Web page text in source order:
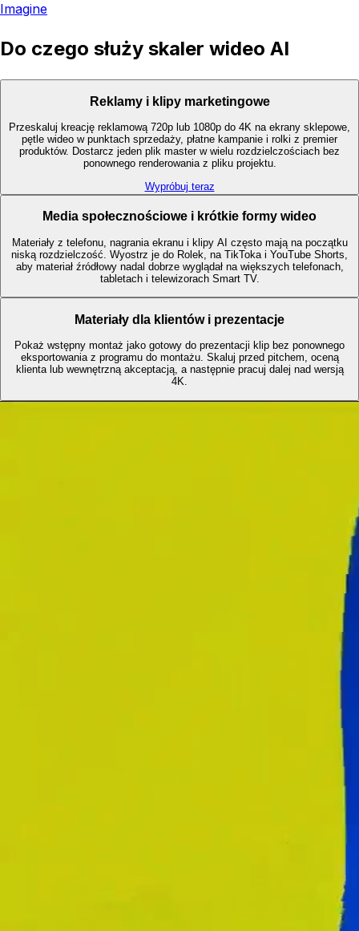
Imagine
Do czego służy skaler wideo AI
Reklamy i klipy marketingowe
Przeskaluj kreację reklamową 720p lub 1080p do 4K na ekrany sklepowe,
pętle wideo w punktach sprzedaży, płatne kampanie i rolki z premier
produktów. Dostarcz jeden plik master w wielu rozdzielczościach bez
ponownego renderowania z pliku projektu.
Wypróbuj teraz
Media społecznościowe i krótkie formy wideo
Materiały z telefonu, nagrania ekranu i klipy AI często mają na początku
niską rozdzielczość. Wyostrz je do Rolek, na TikToka i YouTube Shorts,
aby materiał źródłowy nadal dobrze wyglądał na większych telefonach,
tabletach i telewizorach Smart TV.
Materiały dla klientów i prezentacje
Pokaż wstępny montaż jako gotowy do prezentacji klip bez ponownego
eksportowania z programu do montażu. Skaluj przed pitchem, oceną
klienta lub wewnętrzną akceptacją, a następnie pracuj dalej nad wersją
4K.